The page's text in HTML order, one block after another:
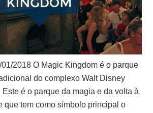
2018 O Magic Kingdom é o parque
do complexo Walt Disney
é o parque da magia e da volta à
que tem como símbolo principal o